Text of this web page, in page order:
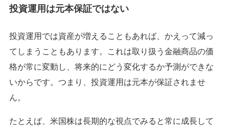
投資運用は元本保証ではない
投資運用では資産が増えることもあれば、かえって減っ
てしまうこともあります。これは取り扱う金融商品の価
格が常に変動し、将来的にどう変化するか予測ができな
いからです。つまり、投資運用は元本が保証されませ
ん。
たとえば、米国株は長期的な視点でみると常に成長して